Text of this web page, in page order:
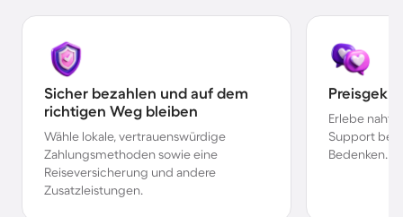
Sicher bezahlen und auf dem
richtigen Weg bleiben
Wähle lokale, vertrauenswürdige
Zahlungsmethoden sowie eine
Reiseversicherung und andere
Zusatzleistungen.
Erlebe
Support bei
Bedenken.